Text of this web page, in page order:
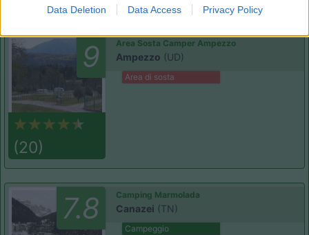
Data Deletion Data Access Privacy Policy
9
(20)
Area Sosta Camper Ampezzo
Ampezzo (UD)
Area di sosta
7.8 Camping Marmolada
Canazei (TN)
Campeggio